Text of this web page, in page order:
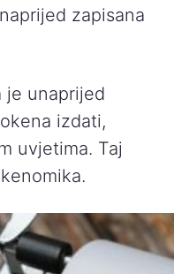
zapisana
je unaprijed
izdati,
uvjetima. Taj